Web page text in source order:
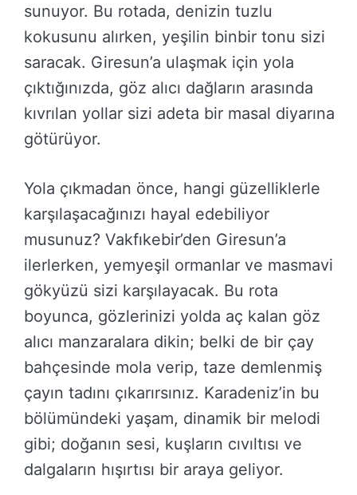
sunuyor. Bu rotada, denizin tuzlu
kokusunu alırken, yeşilin binbir tonu sizi
saracak. Giresun’a ulaşmak için yola
çıktığınızda, göz alıcı dağların arasında
kıvrılan yollar sizi adeta bir masal diyarına
götürüyor.
Yola çıkmadan önce, hangi güzelliklerle
karşılaşacağınızı hayal edebiliyor
musunuz? Vakfıkebir’den Giresun’a
ilerlerken, yemyeşil ormanlar ve masmavi
gökyüzü sizi karşılayacak. Bu rota
boyunca, gözlerinizi yolda aç kalan göz
alıcı manzaralara dikin; belki de bir çay
bahçesinde mola verip, taze demlenmiş
çayın tadını çıkarırsınız. Karadeniz’in bu
bölümündeki yaşam, dinamik bir melodi
gibi; doğanın sesi, kuşların cıvıltısı ve
dalgaların hışırtısı bir araya geliyor.